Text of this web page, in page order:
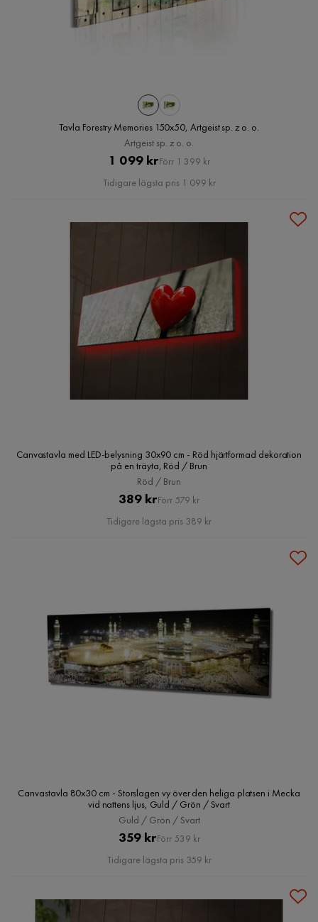
Tavla Forestry Memories 150x50, Artgeist sp. z o. o.
Artgeist sp. z o. o.
Pris
1 099 krOriginal
Pris
Förr 1 399 kr
Tidigare lägsta pris 1 099 kr
Canvastavla med LED-belysning 30x90 cm - Röd hjärtformad dekoration
på en träyta, Röd / Brun
Röd / Brun
Pris
389 krOriginal
Pris
Förr 579 kr
Tidigare lägsta pris 389 kr
Canvastavla 80x30 cm - Storslagen vy över den heliga platsen i Mecka
vid nattens ljus, Guld / Grön / Svart
Guld / Grön / Svart
Pris
359 krOriginal
Pris
Förr 539 kr
Tidigare lägsta pris 359 kr